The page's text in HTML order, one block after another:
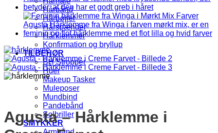
Hårbånd
Hårbøjler
Hårspænder
Hårklemmer
Konfirmation og bryllup
TILBEHØR
BH Stropper
Huer
Makeup Tasker
Muleposer
Mundbind
Pandebånd
Solbriller
SMYKKER
Agusta – Hårklemme i